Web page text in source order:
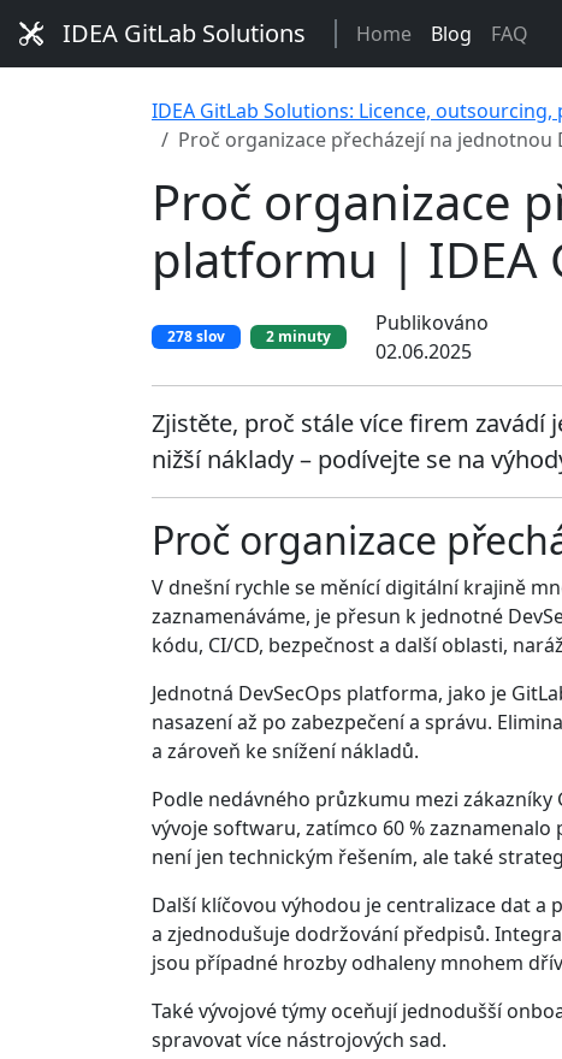
IDEA GitLab Solutions Home Blog FAQ
IDEA GitLab Solutions: Licence,
Proč organizace přecházejí na
Proč organizace
platformu | IDEA
278 slov 2 minuty
Publikováno
02.06.2025
Zjistěte, proč stále více firem zavádí
nižší náklady – podívejte se na
Proč organizace
V dnešní rychle se měnící digitální krajině
zaznamenáváme, je přesun k jednotné
kódu, CI/CD, bezpečnost a další oblasti,
Jednotná DevSecOps platforma, jako je
nasazení až po zabezpečení a správu.
a zároveň ke snížení nákladů.
Podle nedávného průzkumu mezi
vývoje softwaru, zatímco 60 %
není jen technickým řešením, ale také
Další klíčovou výhodou je centralizace dat a
a zjednodušuje dodržování předpisů.
jsou případné hrozby odhaleny mnohem
Také vývojové týmy oceňují jednodušší
spravovat více nástrojových sad.